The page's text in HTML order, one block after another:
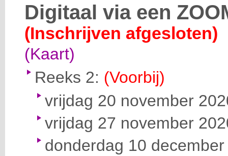
Digitaal via een
(Inschrijven afgesloten)
(Kaart)
Reeks 2: (Voorbij)
vrijdag 20 november
vrijdag 27 november
donderdag 10